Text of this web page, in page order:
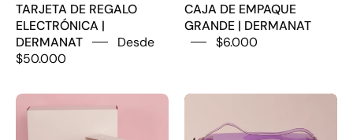
TARJETA DE REGALO
ELECTRÓNICA |
DERMANAT
Desde
$50.000
CAJA DE EMPAQUE
GRANDE | DERMANAT
$6.000
CAJA